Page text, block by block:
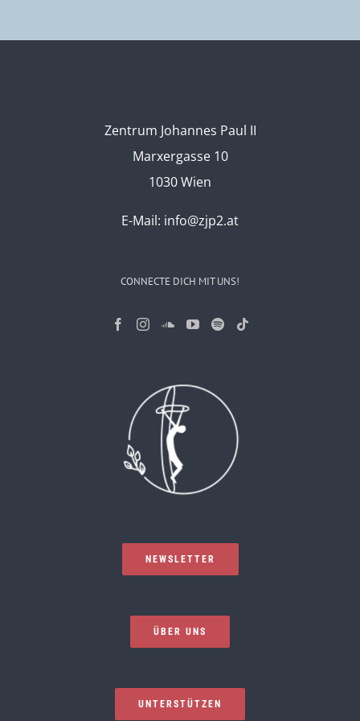
Zentrum Johannes Paul II
Marxergasse 10
1030 Wien
E-Mail: info@zjp2.at
CONNECTE DICH MIT UNS!
NEWSLETTER
ÜBER UNS
UNTERSTÜTZEN